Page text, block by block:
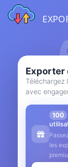
Exporter
Téléchargez
avec
100
les